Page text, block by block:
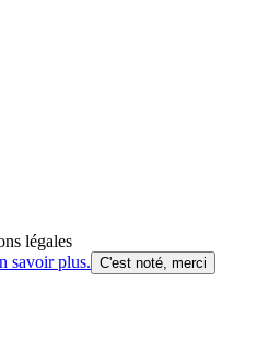
légales
savoir plus. C'est noté, merci